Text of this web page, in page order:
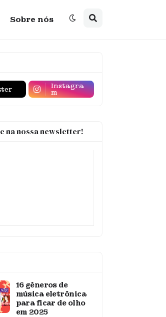
Sobre nós
Instagra
m
na nossa newsletter!
16 gêneros de
música eletrônica
para ficar de olho
em 2025